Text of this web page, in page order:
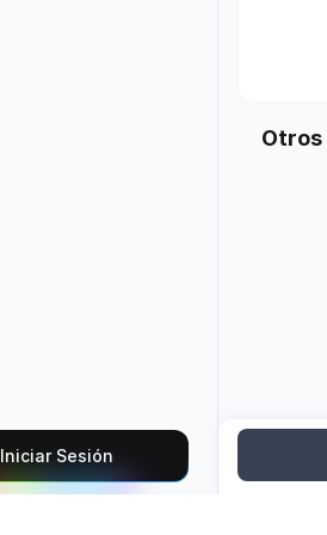
Iniciar Sesión
Otros